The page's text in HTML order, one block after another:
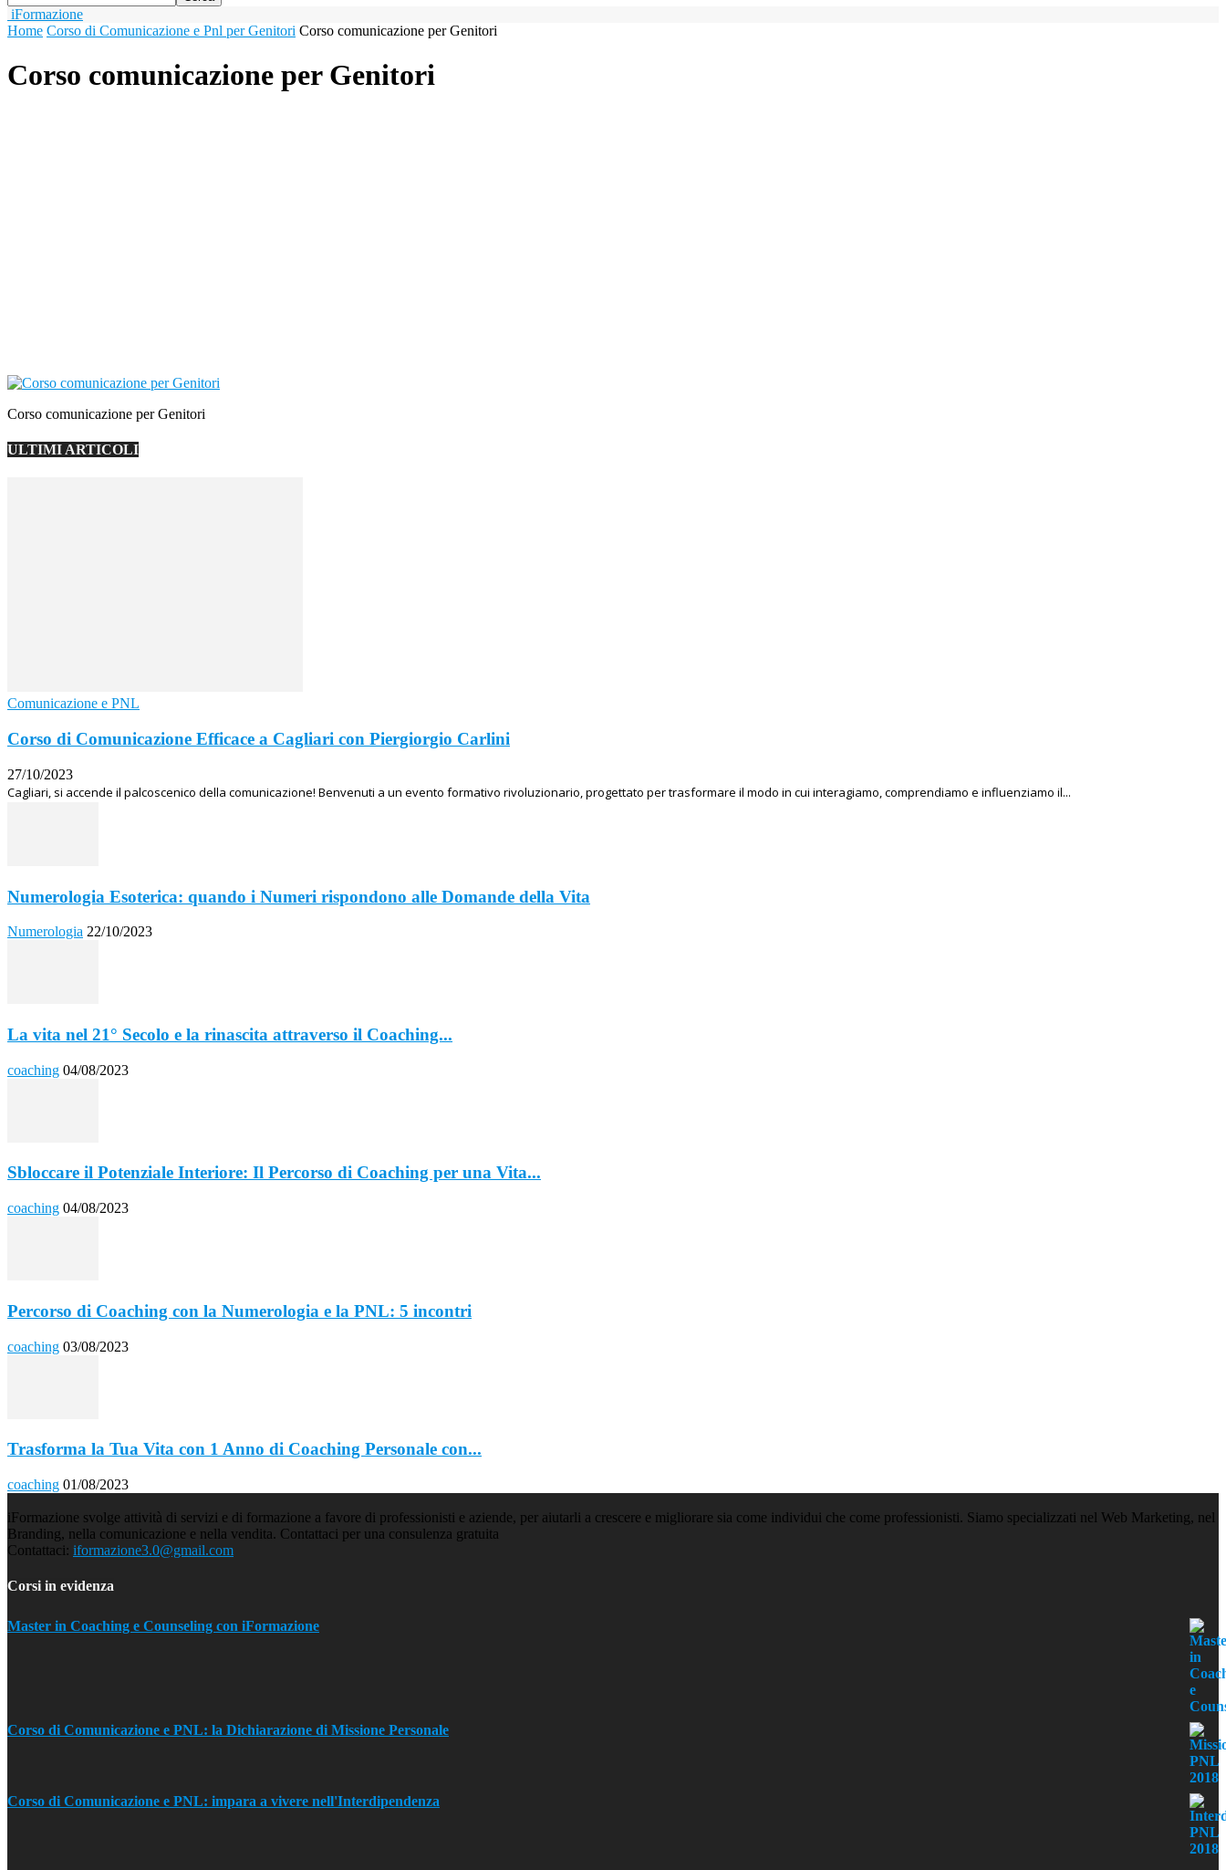
iFormazione
Home Corso di Comunicazione e Pnl per Genitori Corso comunicazione per Genitori
Corso comunicazione per Genitori
Corso comunicazione per Genitori
ULTIMI ARTICOLI
Comunicazione e PNL
Corso di Comunicazione Efficace a Cagliari con Piergiorgio Carlini
27/10/2023
Cagliari, si accende il palcoscenico della comunicazione! Benvenuti a un evento formativo rivoluzionario, progettato per trasformare il modo in cui interagiamo, comprendiamo e influenziamo il...
Numerologia Esoterica: quando i Numeri rispondono alle Domande della Vita
Numerologia 22/10/2023
La vita nel 21° Secolo e la rinascita attraverso il Coaching...
coaching 04/08/2023
Sbloccare il Potenziale Interiore: Il Percorso di Coaching per una Vita...
coaching 04/08/2023
Percorso di Coaching con la Numerologia e la PNL: 5 incontri
coaching 03/08/2023
Trasforma la Tua Vita con 1 Anno di Coaching Personale con...
coaching 01/08/2023
iFormazione svolge attività di servizi e di formazione a favore di professionisti e aziende, per aiutarli a crescere e migliorare sia come individui che come professionisti. Siamo specializzati nel Web Marketing, nel
Branding, nella comunicazione e nella vendita. Contattaci per una consulenza gratuita
Contattaci: iformazione3.0@gmail.com
Corsi in evidenza
Master in Coaching e Counseling con iFormazione
Corso di Comunicazione e PNL: la Dichiarazione di Missione Personale
Corso di Comunicazione e PNL: impara a vivere nell'Interdipendenza